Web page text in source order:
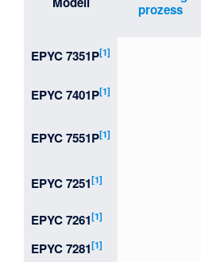
prozess
EPYC 7351P[1]
EPYC 7401P[1]
EPYC 7551P[1]
EPYC 7251[1]
EPYC 7261[1]
EPYC 7281[1]